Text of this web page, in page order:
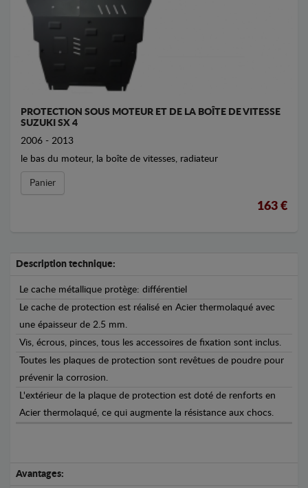
PROTECTION SOUS MOTEUR ET DE LA BOÎTE DE VITESSE
SUZUKI SX 4
2006 - 2013
le bas du moteur, la boîte de vitesses, radiateur
Panier
163 €
Description technique:
Le cache métallique protège: différentiel
Le cache de protection est réalisé en Acier thermolaqué avec
une épaisseur de 2.5 mm.
Vis, écrous, pinces, tous les accessoires de fixation sont inclus.
Toutes les plaques de protection sont revêtues de poudre pour
prévenir la corrosion.
L'extérieur de la plaque de protection est doté de renforts en
Acier thermolaqué, ce qui augmente la résistance aux chocs.
Avantages: